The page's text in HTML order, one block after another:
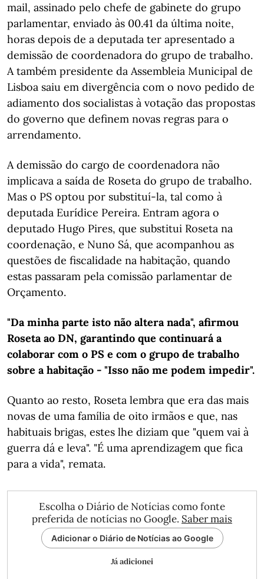
mail, assinado pelo chefe de gabinete do grupo
parlamentar, enviado às 00.41 da última noite,
horas depois de a deputada ter apresentado a
demissão de coordenadora do grupo de trabalho.
A também presidente da Assembleia Municipal de
Lisboa saiu em divergência com o novo pedido de
adiamento dos socialistas à votação das propostas
do governo que definem novas regras para o
arrendamento.
A demissão do cargo de coordenadora não
implicava a saída de Roseta do grupo de trabalho.
Mas o PS optou por substituí-la, tal como à
deputada Eurídice Pereira. Entram agora o
deputado Hugo Pires, que substitui Roseta na
coordenação, e Nuno Sá, que acompanhou as
questões de fiscalidade na habitação, quando
estas passaram pela comissão parlamentar de
Orçamento.
"Da minha parte isto não altera nada", afirmou
Roseta ao DN, garantindo que continuará a
colaborar com o PS e com o grupo de trabalho
sobre a habitação - "Isso não me podem impedir".
Quanto ao resto, Roseta lembra que era das mais
novas de uma família de oito irmãos e que, nas
habituais brigas, estes lhe diziam que "quem vai à
guerra dá e leva". "É uma aprendizagem que fica
para a vida", remata.
Escolha o Diário de Notícias como fonte
preferida de notícias no Google. Saber mais
Adicionar o Diário de Notícias ao Google
Já adicionei